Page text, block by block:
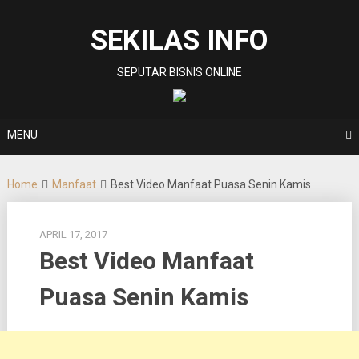
SEKILAS INFO
SEPUTAR BISNIS ONLINE
MENU
Home Manfaat Best Video Manfaat Puasa Senin Kamis
APRIL 17, 2017
Best Video Manfaat
Puasa Senin Kamis